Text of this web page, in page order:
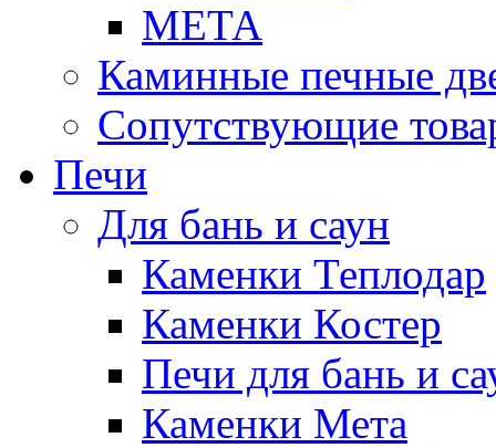
МЕТА
Каминные печные
Сопутствующие
Печи
Для бань и саун
Каменки Теплодар
Каменки Костер
Печи для бань и
Каменки Мета